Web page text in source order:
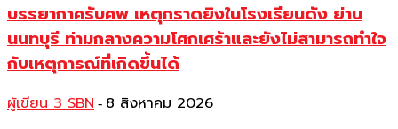
บรรยากาศรับศพ เหตุกราดยิงในโรงเรียนดัง ย่าน
นนทบุรี ท่ามกลางความโศกเศร้าและยังไม่สามารถทำใจ
กับเหตุการณ์ที่เกิดขึ้นได้
ผู้เขียน 3 SBN - 8 สิงหาคม 2026